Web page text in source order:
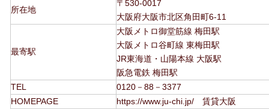
所在地
〒530-0017
大阪府大阪市北区角田町6-11
最寄駅
大阪メトロ御堂筋線 梅田駅
大阪メトロ谷町線 東梅田駅
JR東海道・山陽本線 大阪駅
阪急電鉄 梅田駅
TEL
0120－88－3377
HOMEPAGE
https://www.ju-chi.jp/ 賃貸大阪